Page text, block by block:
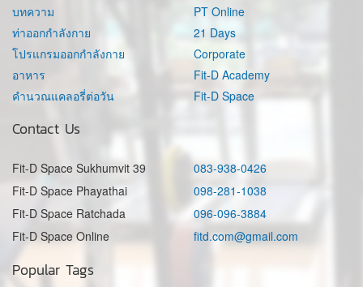
บทความ
ท่าออกกำลังกาย
โปรแกรมออกกำลังกาย
อาหาร
คำนวณแคลอรี่ต่อวัน
PT Online
21 Days
Corporate
Fit-D Academy
Fit-D Space
Contact Us
Fit-D Space Sukhumvit 39
083-938-0426
Fit-D Space Phayathai
098-281-1038
Fit-D Space Ratchada
096-096-3884
Fit-D Space Online
fitd.com@gmail.com
Popular Tags